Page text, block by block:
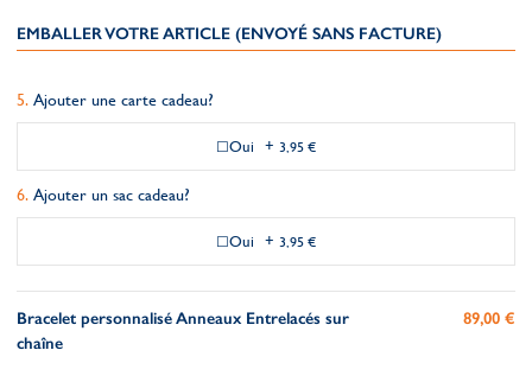
EMBALLER VOTRE ARTICLE (ENVOYÉ SANS FACTURE)
Ajouter une carte cadeau?
Oui + 3,95 €
Ajouter un sac cadeau?
Oui + 3,95 €
Bracelet personnalisé Anneaux Entrelacés sur
chaîne
89,00 €